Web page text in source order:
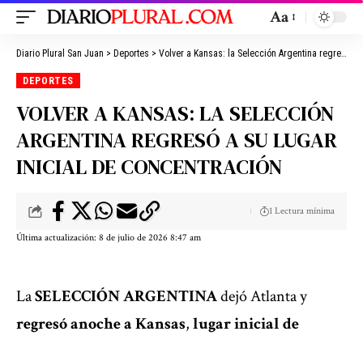
Aa
Diario Plural San Juan > Deportes > Volver a Kansas: la Selección Argentina regresó a su lugar inicial de concentración
DEPORTES
VOLVER A KANSAS: LA SELECCIÓN
ARGENTINA REGRESÓ A SU LUGAR
INICIAL DE CONCENTRACIÓN
Última actualización: 8 de julio de 2026 8:47 am
1 Lectura mínima
LaSELECCIÓN ARGENTINAdejó Atlanta y
regresó anoche aKansas,lugar inicial de